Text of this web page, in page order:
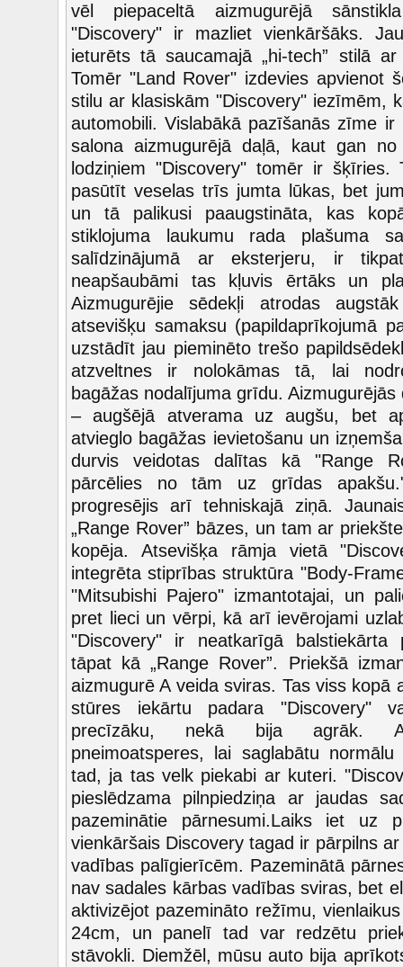
vēl piepaceltā aizmugurējā
"Discovery" ir mazliet vienkāršāks.
ieturēts tā saucamajā „hi-tech” stilā
Tomēr "Land Rover" izdevies apvienot
stilu ar klasiskām "Discovery" iezīmēm,
automobili. Vislabākā pazīšanās zīme ir
salona aizmugurējā daļā, kaut gan no
lodziņiem "Discovery" tomēr ir šķīries.
pasūtīt veselas trīs jumta lūkas, bet
un tā palikusi paaugstināta, kas
stiklojuma laukumu rada plašuma
salīdzinājumā ar eksterjeru, ir
neapšaubāmi tas kļuvis ērtāks un
Aizmugurējie sēdekļi atrodas
atsevišķu samaksu (papildaprīkojumā
uzstādīt jau pieminēto trešo
atzveltnes ir nolokāmas tā, lai
bagāžas nodalījuma grīdu.
– augšējā atverama uz augšu, bet
atvieglo bagāžas ievietošanu un
durvis veidotas dalītas kā "Range
pārcēlies no tām uz grīdas apakšu.
progresējis arī tehniskajā ziņā.
„Range Rover” bāzes, un tam ar
kopēja. Atsevišķa rāmja vietā
integrēta stiprības struktūra "Body-
"Mitsubishi Pajero" izmantotajai, un
pret lieci un vērpi, kā arī ievērojami
"Discovery" ir neatkarīgā balstiekārta
tāpat kā „Range Rover”. Priekšā
aizmugurē A veida sviras. Tas viss kopā
stūres iekārtu padara "Discovery"
precīzāku, nekā bija agrāk.
pneimoatsperes, lai saglabātu
tad, ja tas velk piekabi ar kuteri.
pieslēdzama pilnpiedziņa ar jaudas
pazeminātie pārnesumi.Laiks iet uz
vienkāršais Discovery tagad ir pārpilns
vadības palīgierīcēm. Pazeminātā
nav sadales kārbas vadības sviras, bet
aktivizējot pazemināto režīmu,
24cm, un panelī tad var redzētu
stāvokli. Diemžēl, mūsu auto bija